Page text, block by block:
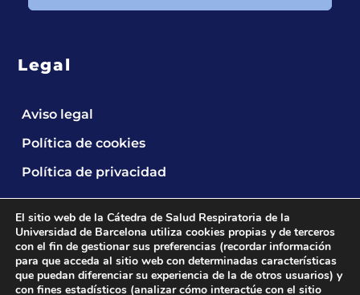
Legal
Aviso legal
Política de cookies
Política de privacidad
2024 © Cátedra UB de Salud Respiratoria.All
El sitio web de la Cátedra de Salud Respiratoria de la
Universidad de Barcelona utiliza cookies propias y de terceros
con el fin de gestionar sus preferencias (recordar información
para que acceda al sitio web con determinadas características
que puedan diferenciar su experiencia de la de otros usuarios) y
con fines estadísticos (analizar cómo interactúe con el sitio